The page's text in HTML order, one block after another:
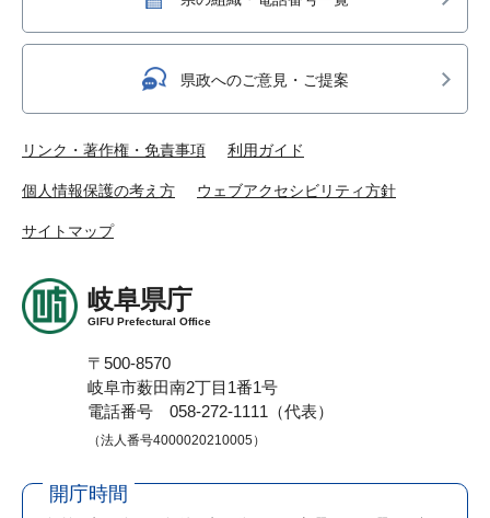
県政へのご意見・ご提案
リンク・著作権・免責事項 利用ガイド
個人情報保護の考え方 ウェブアクセシビリティ方針
サイトマップ
岐阜県庁
GIFU Prefectural Office
〒500-8570
岐阜市薮田南2丁目1番1号
電話番号 058-272-1111（代表）
（法人番号4000020210005）
開庁時間